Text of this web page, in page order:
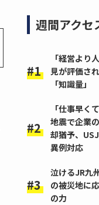
週間アクセ
「経営よ
見が評価さ
「知識量」
「仕事早
地震で企業
却猶予、
異例対応
泣けるJR九
の被災地に
の力